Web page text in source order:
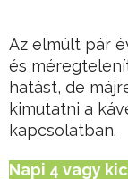
Az elmúlt pár
és
hatást, de
kimutatni a
kapcsolatban.
Napi 4 vagy